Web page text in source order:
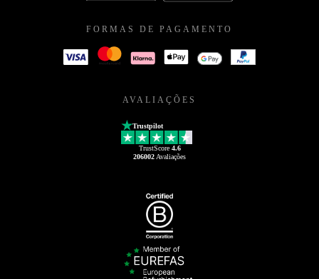
FORMAS DE PAGAMENTO
AVALIAÇÕES
Trustpilot
TrustScore 4.6
206002 Avaliações